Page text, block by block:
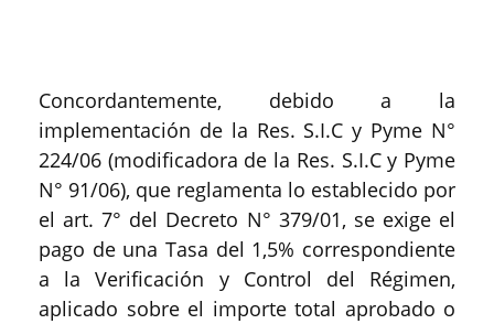
Concordantemente, debido a la
implementación de la Res. S.I.C y Pyme N°
224/06 (modificadora de la Res. S.I.C y Pyme
N° 91/06), que reglamenta lo establecido por
el art. 7° del Decreto N° 379/01, se exige el
pago de una Tasa del 1,5% correspondiente
a la Verificación y Control del Régimen,
aplicado sobre el importe total aprobado o